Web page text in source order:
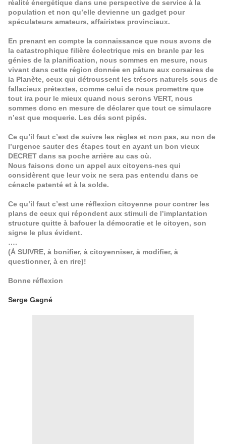
réalité énergétique dans une perspective de service à la
population et non qu’elle devienne un gadget pour
spéculateurs amateurs, affairistes provinciaux.
En prenant en compte la connaissance que nous avons de
la catastrophique filière éolectrique mis en branle par les
génies de la planification, nous sommes en mesure, nous
vivant dans cette région donnée en pâture aux corsaires de
la Planète, ceux qui détroussent les trésors naturels sous de
fallacieux prétextes, comme celui de nous promettre que
tout ira pour le mieux quand nous serons VERT, nous
sommes donc en mesure de déclarer que tout ce simulacre
n’est que moquerie. Les dés sont pipés.
Ce qu’il faut c’est de suivre les règles et non pas, au non de
l’urgence sauter des étapes tout en ayant un bon vieux
DECRET dans sa poche arrière au cas où.
Nous faisons donc un appel aux citoyens-nes qui
considèrent que leur voix ne sera pas entendu dans ce
cénacle patenté et à la solde.
Ce qu’il faut c’est une réflexion citoyenne pour contrer les
plans de ceux qui répondent aux stimuli de l’implantation
structure quitte à bafouer la démocratie et le citoyen, son
signe le plus évident.
….
(À SUIVRE, à bonifier, à citoyenniser, à modifier, à
questionner, à en rire)!
Bonne réflexion
Serge Gagné